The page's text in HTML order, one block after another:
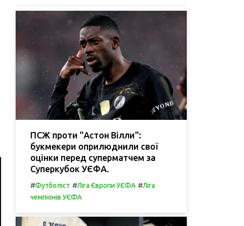
ПСЖ проти "Астон Вілли":
букмекери оприлюднили свої
оцінки перед суперматчем за
Суперкубок УЄФА.
#Футболіст #Ліга Європи УЄФА #Ліга
чемпіонів УЄФА